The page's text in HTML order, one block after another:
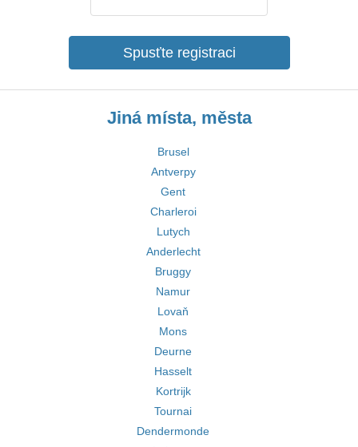
Spusťte registraci
Jiná místa, města
Brusel
Antverpy
Gent
Charleroi
Lutych
Anderlecht
Bruggy
Namur
Lovaň
Mons
Deurne
Hasselt
Kortrijk
Tournai
Dendermonde